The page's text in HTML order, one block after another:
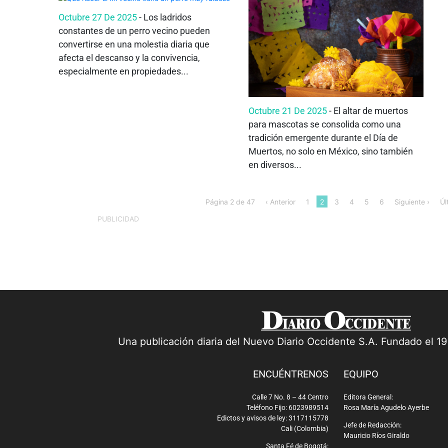
Octubre 27 De 2025- Los ladridos
constantes de un perro vecino pueden
convertirse en una molestia diaria que
afecta el descanso y la convivencia,
especialmente en propiedades...
Octubre 21 De 2025- El altar de muertos
para mascotas se consolida como una
tradición emergente durante el Día de
Muertos, no solo en México, sino también
en diversos...
Página 2 de 47 ‹ Anterior 1 2 3 4 5 6 Siguiente ›
PUBLICIDAD
Una publicación diaria del Nuevo Diario Occidente S.A. Fundado el
ENCUÉNTRENOS
Calle 7 No. 8 – 44 Centro
Teléfono Fijo: 6023989514
Edictos y avisos de ley: 3117115778
Cali (Colombia)
Santa Fé de Bogotá:
EQUIPO
Editora General:
Rosa María Agudelo Ayerbe
Jefe de Redacción:
Mauricio Ríos Giraldo